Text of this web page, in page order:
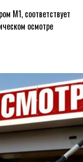
М1, соответствует
осмотре